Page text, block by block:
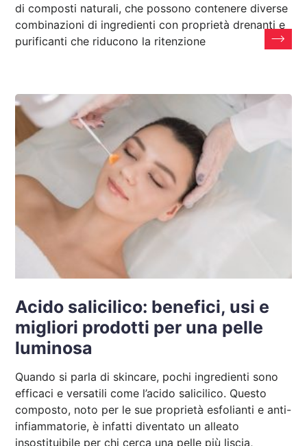
di composti naturali, che possono contenere diverse
combinazioni di ingredienti con proprietà drenanti e
purificanti che riducono la ritenzione
Acido salicilico: benefici, usi e
migliori prodotti per una pelle
luminosa
Quando si parla di skincare, pochi ingredienti sono
efficaci e versatili come l’acido salicilico. Questo
composto, noto per le sue proprietà esfolianti e anti-
infiammatorie, è infatti diventato un alleato
insostituibile per chi cerca una pelle più liscia,